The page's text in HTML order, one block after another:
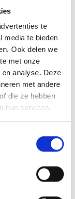
te
media te bieden
Ook delen we
met onze
analyse. Deze
met andere
die ze hebben
hun services.
die we al zo
aantrekken
een boost en
onze eigen
van
het